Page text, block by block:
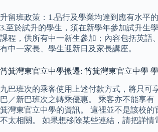
升留班政策：1.品行及學業均達到應有水平
3.至於試升的學生，須在新學年參加試升生
課程，供所有中一新生參加；內容包括英語
有中一家長、學生迎新日及家長講座。
筲箕灣東官立中學搬遷: 筲箕灣東官立中學
九巴班次的乘客使用上述付款方式，將只可
巴／新巴班次之轉乘優惠。 乘客亦不能享
箕灣東官立中學的資訊。 這裡並不是該校
不太相關。 如果想移除某些連結，請把詳情